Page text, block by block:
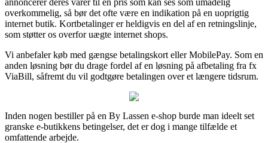
overkommelig, så bør det ofte være en indikation på en uoprigtig
internet butik. Kortbetalinger er heldigvis en del af en retningslinje,
som støtter os overfor uægte internet shops.
Vi anbefaler køb med gængse betalingskort eller MobilePay. Som en
anden løsning bør du drage fordel af en løsning på afbetaling fra fx
ViaBill, såfremt du vil godtgøre betalingen over et længere tidsrum.
Inden nogen bestiller på en By Lassen e-shop burde man ideelt set
granske e-butikkens betingelser, det er dog i mange tilfælde et
omfattende arbejde.